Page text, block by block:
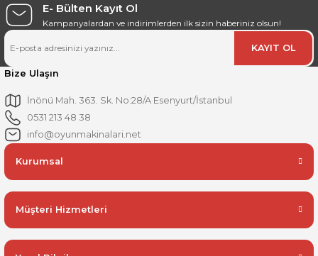
E- Bülten Kayıt Ol
Kampanyalardan ve indirimlerden ilk sizin haberiniz olsun!
KAYIT OL
Bize Ulaşın
İnönü Mah. 363. Sk. No:28/A Esenyurt/İstanbul
0531 213 48 38
info@oyunmakinalari.net
Kurumsal
Müşteri Hizmetleri